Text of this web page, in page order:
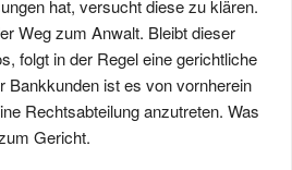
hat, versucht diese zu klären.
Weg zum Anwalt. Bleibt dieser
folgt in der Regel eine gerichtliche
Bankkunden ist es von vornherein
Rechtsabteilung anzutreten. Was
Gericht.